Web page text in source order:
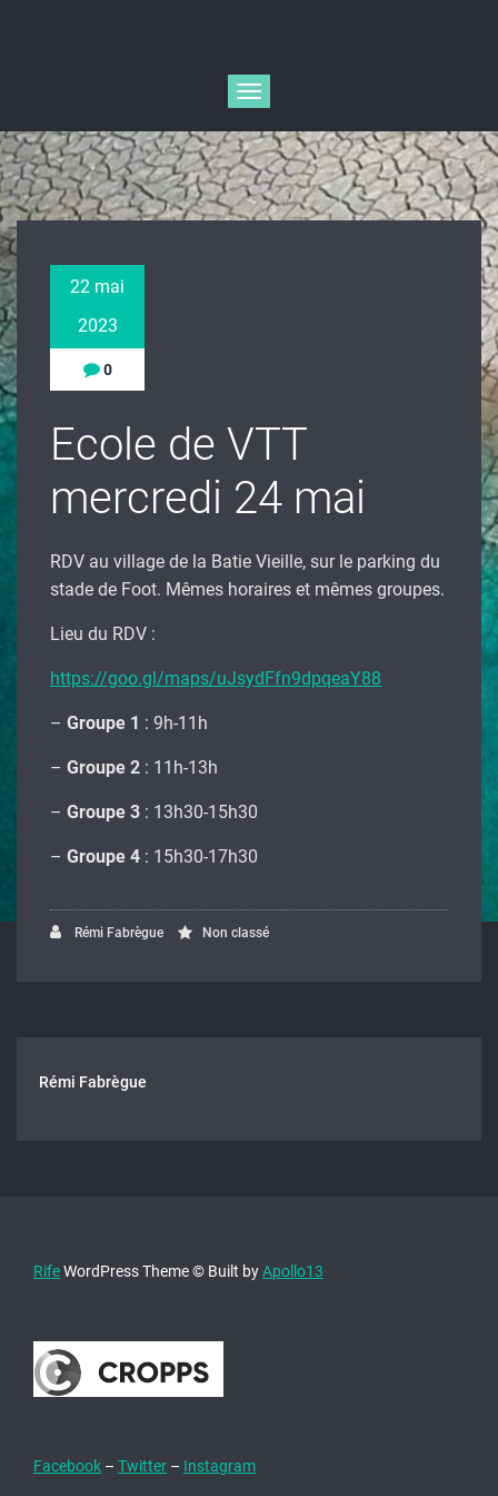
Afficher/masquer
la
navigation
22 mai
2023
0
Ecole de VTT
mercredi 24 mai
RDV au village de la Batie Vieille, sur le parking du
stade de Foot. Mêmes horaires et mêmes groupes.
Lieu du RDV :
https://goo.gl/maps/uJsydFfn9dpqeaY88
– Groupe 1 : 9h-11h
– Groupe 2 : 11h-13h
– Groupe 3 : 13h30-15h30
– Groupe 4 : 15h30-17h30
Rémi Fabrègue Non classé
Rémi Fabrègue
RifeWordPress Theme © Built byApollo13
Facebook – Twitter – Instagram